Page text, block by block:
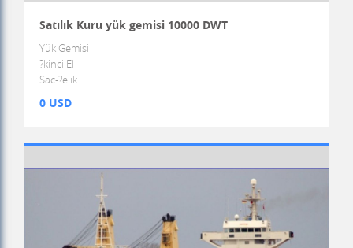
Satılık Kuru yük gemisi 10000 DWT
Yük Gemisi
?kinci El
Sac-?elik
0 USD